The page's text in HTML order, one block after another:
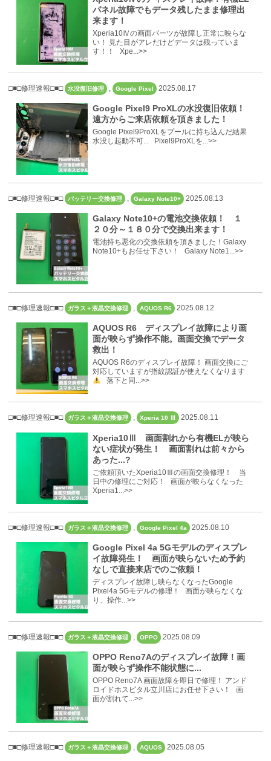
パネル故障でもデータ残したまま修理出
来ます！
Xperia10Ⅳの画面パーツが故障し正常に映らな
い！ 見た目がアレだけどデータは残っていま
す！！ Xpe...>>
□■□修理速報□■□ 水没復旧修理 , Google Pixel 2025.08.17
Google Pixel9 ProXLの水没復旧依頼！
遠方からご来店依頼を頂きました！
Google Pixel9ProXLをプールに持ち込んだ結果
水没し起動不可... Pixel9ProXLを...>>
□■□修理速報□■□ バッテリー交換修理 Galaxy Note10+ 2025.08.13
Galaxy Note10+の電池交換依頼！ １
２０分～１８０分で交換出来ます！
電池持ち悪化の交換依頼を頂きました！Galaxy
Note10+もお任せ下さい！ Galaxy Note1...>>
□■□修理速報□■□ ガラス＋液晶交換修理 , AQUOS R6 2025.08.12
AQUOS R6 ディスプレイ故障により画
面が映らず操作不能。画面交換でデータ
救出！
AQUOS R6のディスプレイ故障！ 画面交換にご
対応していますが指紋認証が使えなくなります
落下と同...>>
□■□修理速報□■□ ガラス＋液晶交換修理 , Xperia 10 Ⅲ 2025.08.11
Xperia10Ⅲ 画面割れから有機ELが映ら
ない症状が発生！ 画面割れは前々から
あった...?
ご依頼頂いたXperia10Ⅲの画面交換修理！ 当
日中の修理にご対応！ 画面が映らなくなった
Xperia1...>>
□■□修理速報□■□ ガラス＋液晶交換修理 Google Pixel 4a 2025.08.10
Google Pixel 4a 5Gモデルのディスプレ
イ故障発生！ 画面が映らないため予約
なしで直接来店でのご依頼！
ディスプレイ故障し映らなくなったGoogle
Pixel4a 5Gモデルの修理！ 画面が映らなくな
り、操作...>>
□■□修理速報□■□ ガラス＋液晶交換修理 , OPPO 2025.08.09
OPPO Reno7Aのディスプレイ故障！画
面が映らず操作不能状態に...
OPPO Reno7A 画面故障を即日で修理！ アンド
ロイドホスピタル立川店にお任せ下さい！ 画
面が割れて...>>
□■□修理速報□■□ ガラス＋液晶交換修理 AQUOS 2025.08.05